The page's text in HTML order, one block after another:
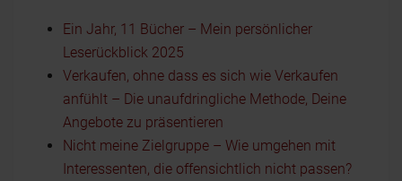
Ein Jahr, 11 Bücher – Mein persönlicher
Leserückblick 2025
Verkaufen, ohne dass es sich wie Verkaufen
anfühlt – Die unaufdringliche Methode, Deine
Angebote zu präsentieren
Nicht meine Zielgruppe – Wie umgehen mit
Interessenten, die offensichtlich nicht passen?